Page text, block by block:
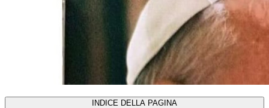
INDICE DELLA PAGINA